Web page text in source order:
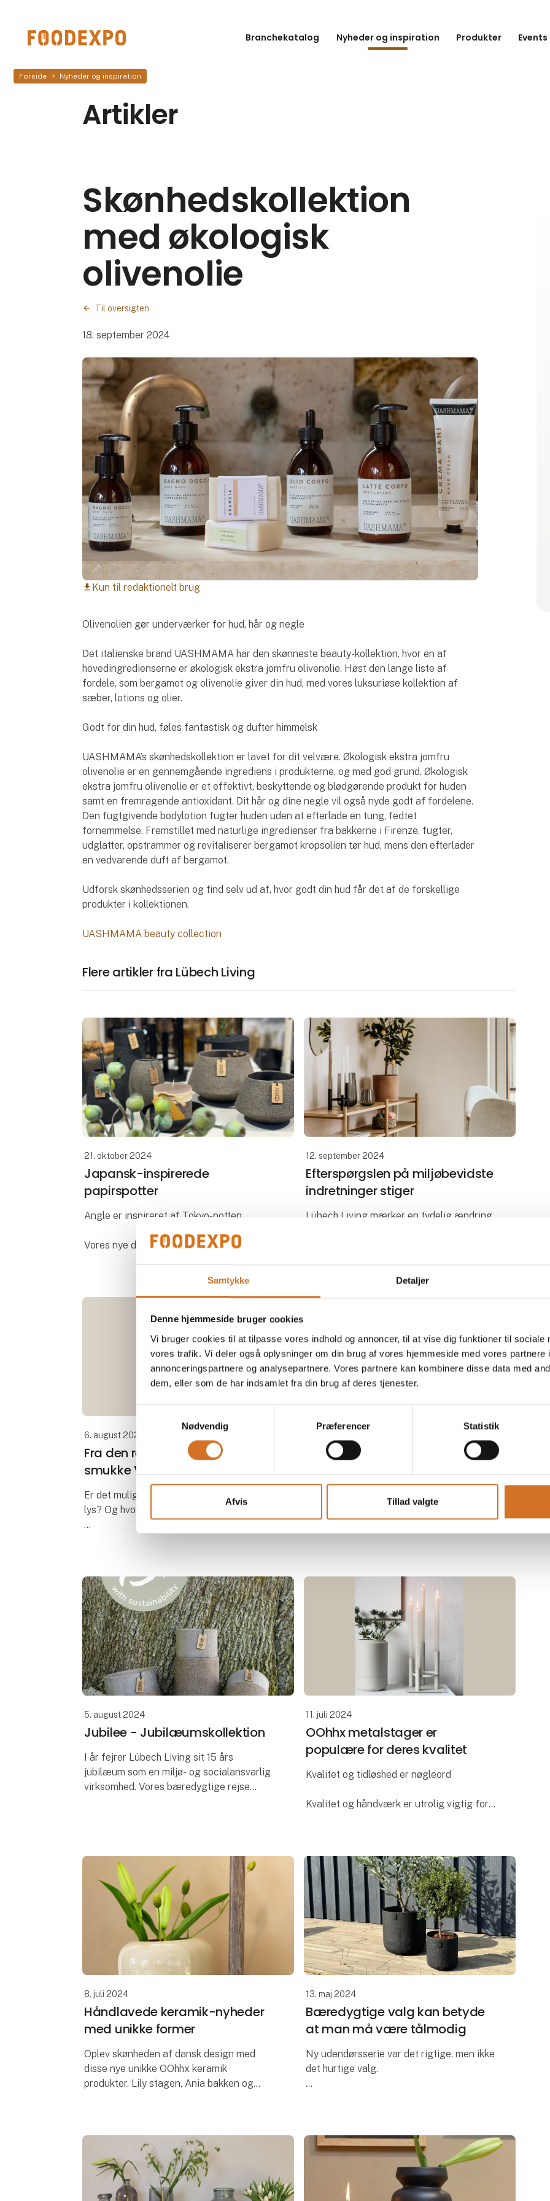
Samtykke Detaljer
Denne hjemmeside bruger cookies
Vi bruger cookies til at tilpasse vores indhold og annoncer, til at vise dig funktioner til sociale
vores trafik. Vi deler også oplysninger om din brug af vores hjemmeside med vores partnere
annonceringspartnere og analysepartnere. Vores partnere kan kombinere disse data med
dem, eller som de har indsamlet fra din brug af deres tjenester.
Nødvendig
Præferencer Statistik
Afvis Tillad valgte
Branchekatalog Nyheder og inspiration Produkter
Forside Nyheder og inspiration
Artikler
Skønhedskollektion
med økologisk
olivenolie
Til oversigten
18. september 2024
download Kun til redaktionelt brug
Olivenolien gør underværker for hud, hår og negle
Det italienske brand UASHMAMA har den skønneste beauty-kollektion, hvor en af
hovedingredienserne er økologisk ekstra jomfru olivenolie. Høst den lange liste af
fordele, som bergamot og olivenolie giver din hud, med vores luksuriøse kollektion af
sæber, lotions og olier.
Godt for din hud, føles fantastisk og dufter himmelsk
UASHMAMA’s skønhedskollektion er lavet for dit velvære. Økologisk ekstra jomfru
olivenolie er en gennemgående ingrediens i produkterne, og med god grund. Økologisk
ekstra jomfru olivenolie er et effektivt, beskyttende og blødgørende produkt for huden
samt en fremragende antioxidant. Dit hår og dine negle vil også nyde godt af fordelene.
Den fugtgivende bodylotion fugter huden uden at efterlade en tung, fedtet
fornemmelse. Fremstillet med naturlige ingredienser fra bakkerne i Firenze, fugter,
udglatter, opstrammer og revitaliserer bergamot kropsolien tør hud, mens den efterlader
en vedvarende duft af bergamot.
Udforsk skønhedsserien og find selv ud af, hvor godt din hud får det af de forskellige
produkter i kollektionen.
UASHMAMA beauty collection
Flere artikler fra Lübech Living
21. oktober 2024
Japansk-inspirerede
papirspotter
Angle er inspireret af Tokyo-potten
Vores nye design Angle udspringer fra de
designet af de populære Tokyo-potte. De
to designs er nemlig inspireret af japans
12. september 2024
Efterspørgslen på miljøbevidste
indretninger stiger
Lübech Living mærker en tydelig ændring
Med 15 år med fokus på bæredygtighed,
har Lübech Living oplevet manglen på
6. august 2024
Fra den reneste råvare til
smukke Vance Kitira lys
Er det muligt at finde certificerede rene
lys? Og hvorfor er det vigtigt?
Ne
Bæredygtigt julepynt er mere
efterspurgt end nogenside
bæredygtighed stiger, mærker vi også at
5. august 2024
Jubilee - Jubilæumskollektion
I år fejrer Lübech Living sit 15 års
jubilæum som en miljø- og socialansvarlig
virksomhed. Vores bæredygtige rejse
11. juli 2024
OOhhx metalstager er
populære for deres kvalitet
Kvalitet og tidløshed er nøgleord
Kvalitet og håndværk er utrolig vigtig for
8. juli 2024
Håndlavede keramik-nyheder
med unikke former
Oplev skønheden af dansk design med
disse nye unikke OOhhx keramik
produkter. Lily stagen, Ania bakken og
13. maj 2024
Bæredygtige valg kan betyde
at man må være tålmodig
Ny udendørsserie var det rigtige, men ikke
det hurtige valg.
For et par år siden kunne vi ikke længere
få